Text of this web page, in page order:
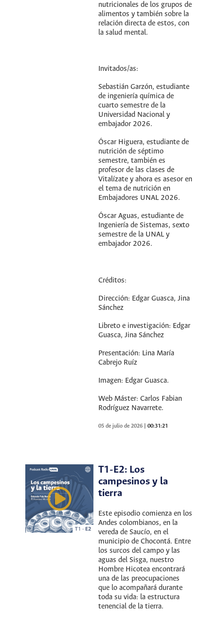
nutricionales de los grupos de
alimentos y también sobre la
relación directa de estos, con
la salud mental.
Invitados/as:
Sebastián Garzón, estudiante
de ingeniería química de
cuarto semestre de la
Universidad Nacional y
embajador 2026.
Óscar Higuera, estudiante de
nutrición de séptimo
semestre, también es
profesor de las clases de
Vitalízate y ahora es asesor en
el tema de nutrición en
Embajadores UNAL 2026.
Óscar Aguas, estudiante de
Ingeniería de Sistemas, sexto
semestre de la UNAL y
embajador 2026.
Créditos:
Dirección: Edgar Guasca, Jina
Sánchez
Libreto e investigación: Edgar
Guasca, Jina Sánchez
Presentación: Lina María
Cabrejo Ruíz
Imagen: Edgar Guasca.
Web Máster: Carlos Fabian
Rodríguez Navarrete.
05 de julio de 2026 |00:31:21
T1-E2: Los
campesinos y la
tierra
Este episodio comienza en los
Andes colombianos, en la
vereda de Saucío, en el
municipio de Chocontá. Entre
los surcos del campo y las
aguas del Sisga, nuestro
Hombre Hicotea encontrará
una de las preocupaciones
que lo acompañará durante
toda su vida: la estructura
tenencial de la tierra.